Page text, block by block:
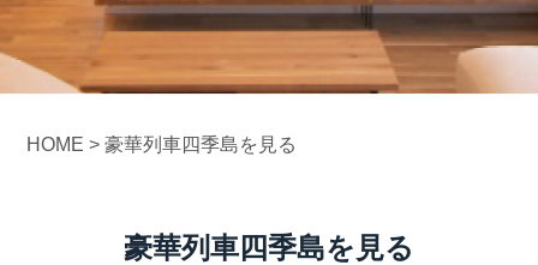
HOME >豪華列車四季島を見る
豪華列車四季島を見る